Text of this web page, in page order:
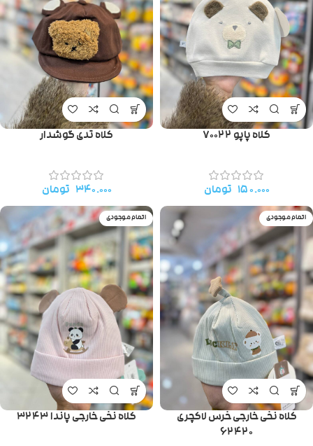
کلاه پاپو ۷۰۰۲۲
۱۵۰.۰۰۰ تومان
کلاه تدی گوشدار
۳۴۰.۰۰۰ تومان
اتمام موجودی
کلاه نخی خارجی خرس لاکچری
۶۲۴۲۰
اتمام موجودی
کلاه نخی خارجی پاندا ۳۲۴۳